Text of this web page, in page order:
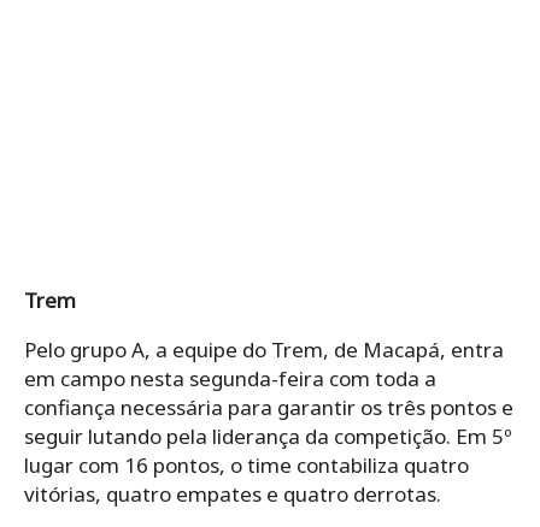
Trem
Pelo grupo A, a equipe do Trem, de Macapá, entra
em campo nesta segunda-feira com toda a
confiança necessária para garantir os três pontos e
seguir lutando pela liderança da competição. Em 5º
lugar com 16 pontos, o time contabiliza quatro
vitórias, quatro empates e quatro derrotas.